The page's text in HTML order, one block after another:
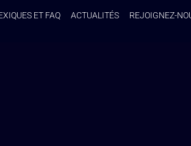
ET FAQ ACTUALITÉS REJOIGNEZ-